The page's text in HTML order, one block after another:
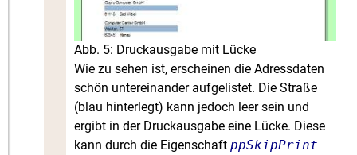
Abb. 5: Druckausgabe mit Lücke
Wie zu sehen ist, erscheinen die Adressdaten
schön untereinander aufgelistet. Die Straße
(blau hinterlegt) kann jedoch leer sein und
ergibt in der Druckausgabe eine Lücke. Diese
kann durch die EigenschaftppSkipPrint